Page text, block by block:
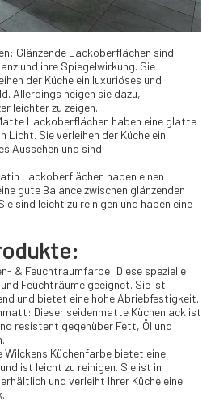
Glänzende Lackoberflächen sind
und ihre Spiegelwirkung. Sie
der Küche ein luxuriöses und
Allerdings neigen sie dazu,
leichter zu zeigen.
Lackoberflächen haben eine glatte
Licht. Sie verleihen der Küche ein
Aussehen und sind
Lackoberflächen haben einen
gute Balance zwischen glänzenden
sind leicht zu reinigen und haben eine
& Feuchtraumfarbe: Diese spezielle
Feuchträume geeignet. Sie ist
und bietet eine hohe Abriebfestigkeit.
Dieser seidenmatte Küchenlack ist
resistent gegenüber Fett, Öl und
Wilckens Küchenfarbe bietet eine
ist leicht zu reinigen. Sie ist in
und verleiht Ihrer Küche eine